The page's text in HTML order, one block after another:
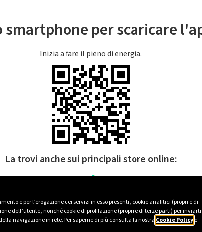
e per l’erogazione dei servizi in esso presenti, cookie analitici (propri e di
dell’utente, nonché cookie di profilazione (propri e di terze parti) per inviarti
navigazione in rete. Per saperne di più consulta la nostra Cookie Policye
smartphone per scaricare
Inizia a fare il pieno di energia.
La trovi anche sui principali store online: